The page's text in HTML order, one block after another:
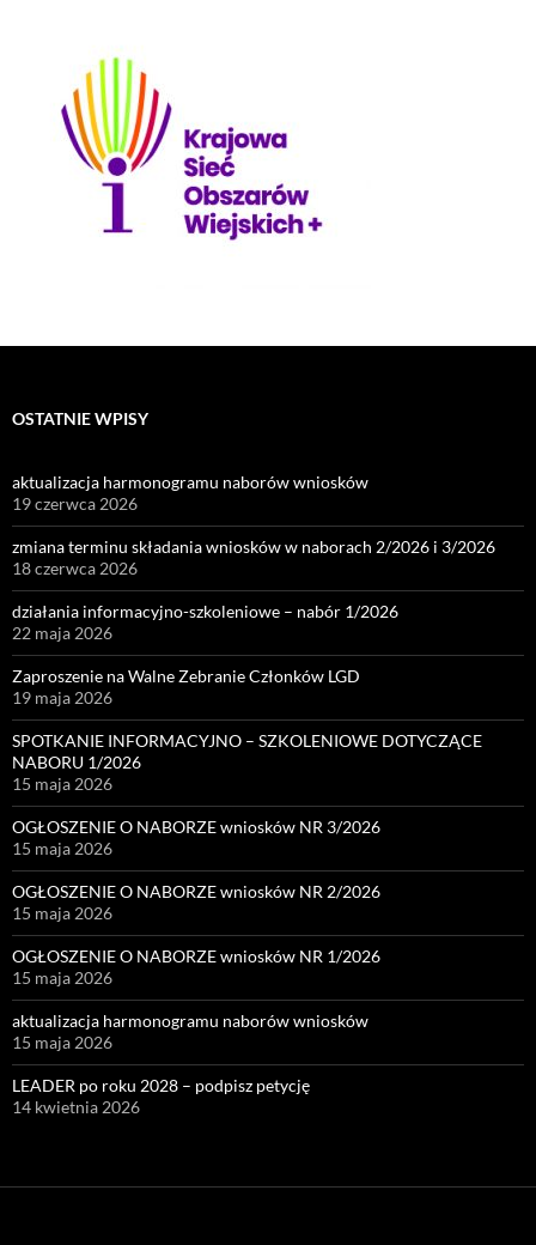
OSTATNIE WPISY
aktualizacja harmonogramu naborów wniosków
19 czerwca 2026
zmiana terminu składania wniosków w naborach 2/2026 i 3/2026
18 czerwca 2026
działania informacyjno-szkoleniowe – nabór 1/2026
22 maja 2026
Zaproszenie na Walne Zebranie Członków LGD
19 maja 2026
SPOTKANIE INFORMACYJNO – SZKOLENIOWE DOTYCZĄCE
NABORU 1/2026
15 maja 2026
OGŁOSZENIE O NABORZE wniosków NR 3/2026
15 maja 2026
OGŁOSZENIE O NABORZE wniosków NR 2/2026
15 maja 2026
OGŁOSZENIE O NABORZE wniosków NR 1/2026
15 maja 2026
aktualizacja harmonogramu naborów wniosków
15 maja 2026
LEADER po roku 2028 – podpisz petycję
14 kwietnia 2026